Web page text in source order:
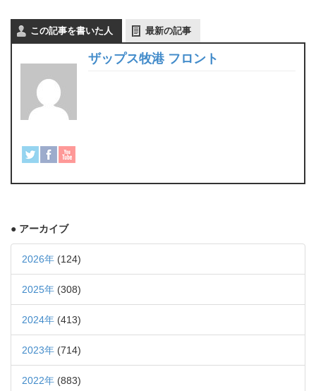
この記事を書いた人 最新の記事
ザップス牧港 フロント
● アーカイブ
2026年 (124)
2025年 (308)
2024年 (413)
2023年 (714)
2022年 (883)